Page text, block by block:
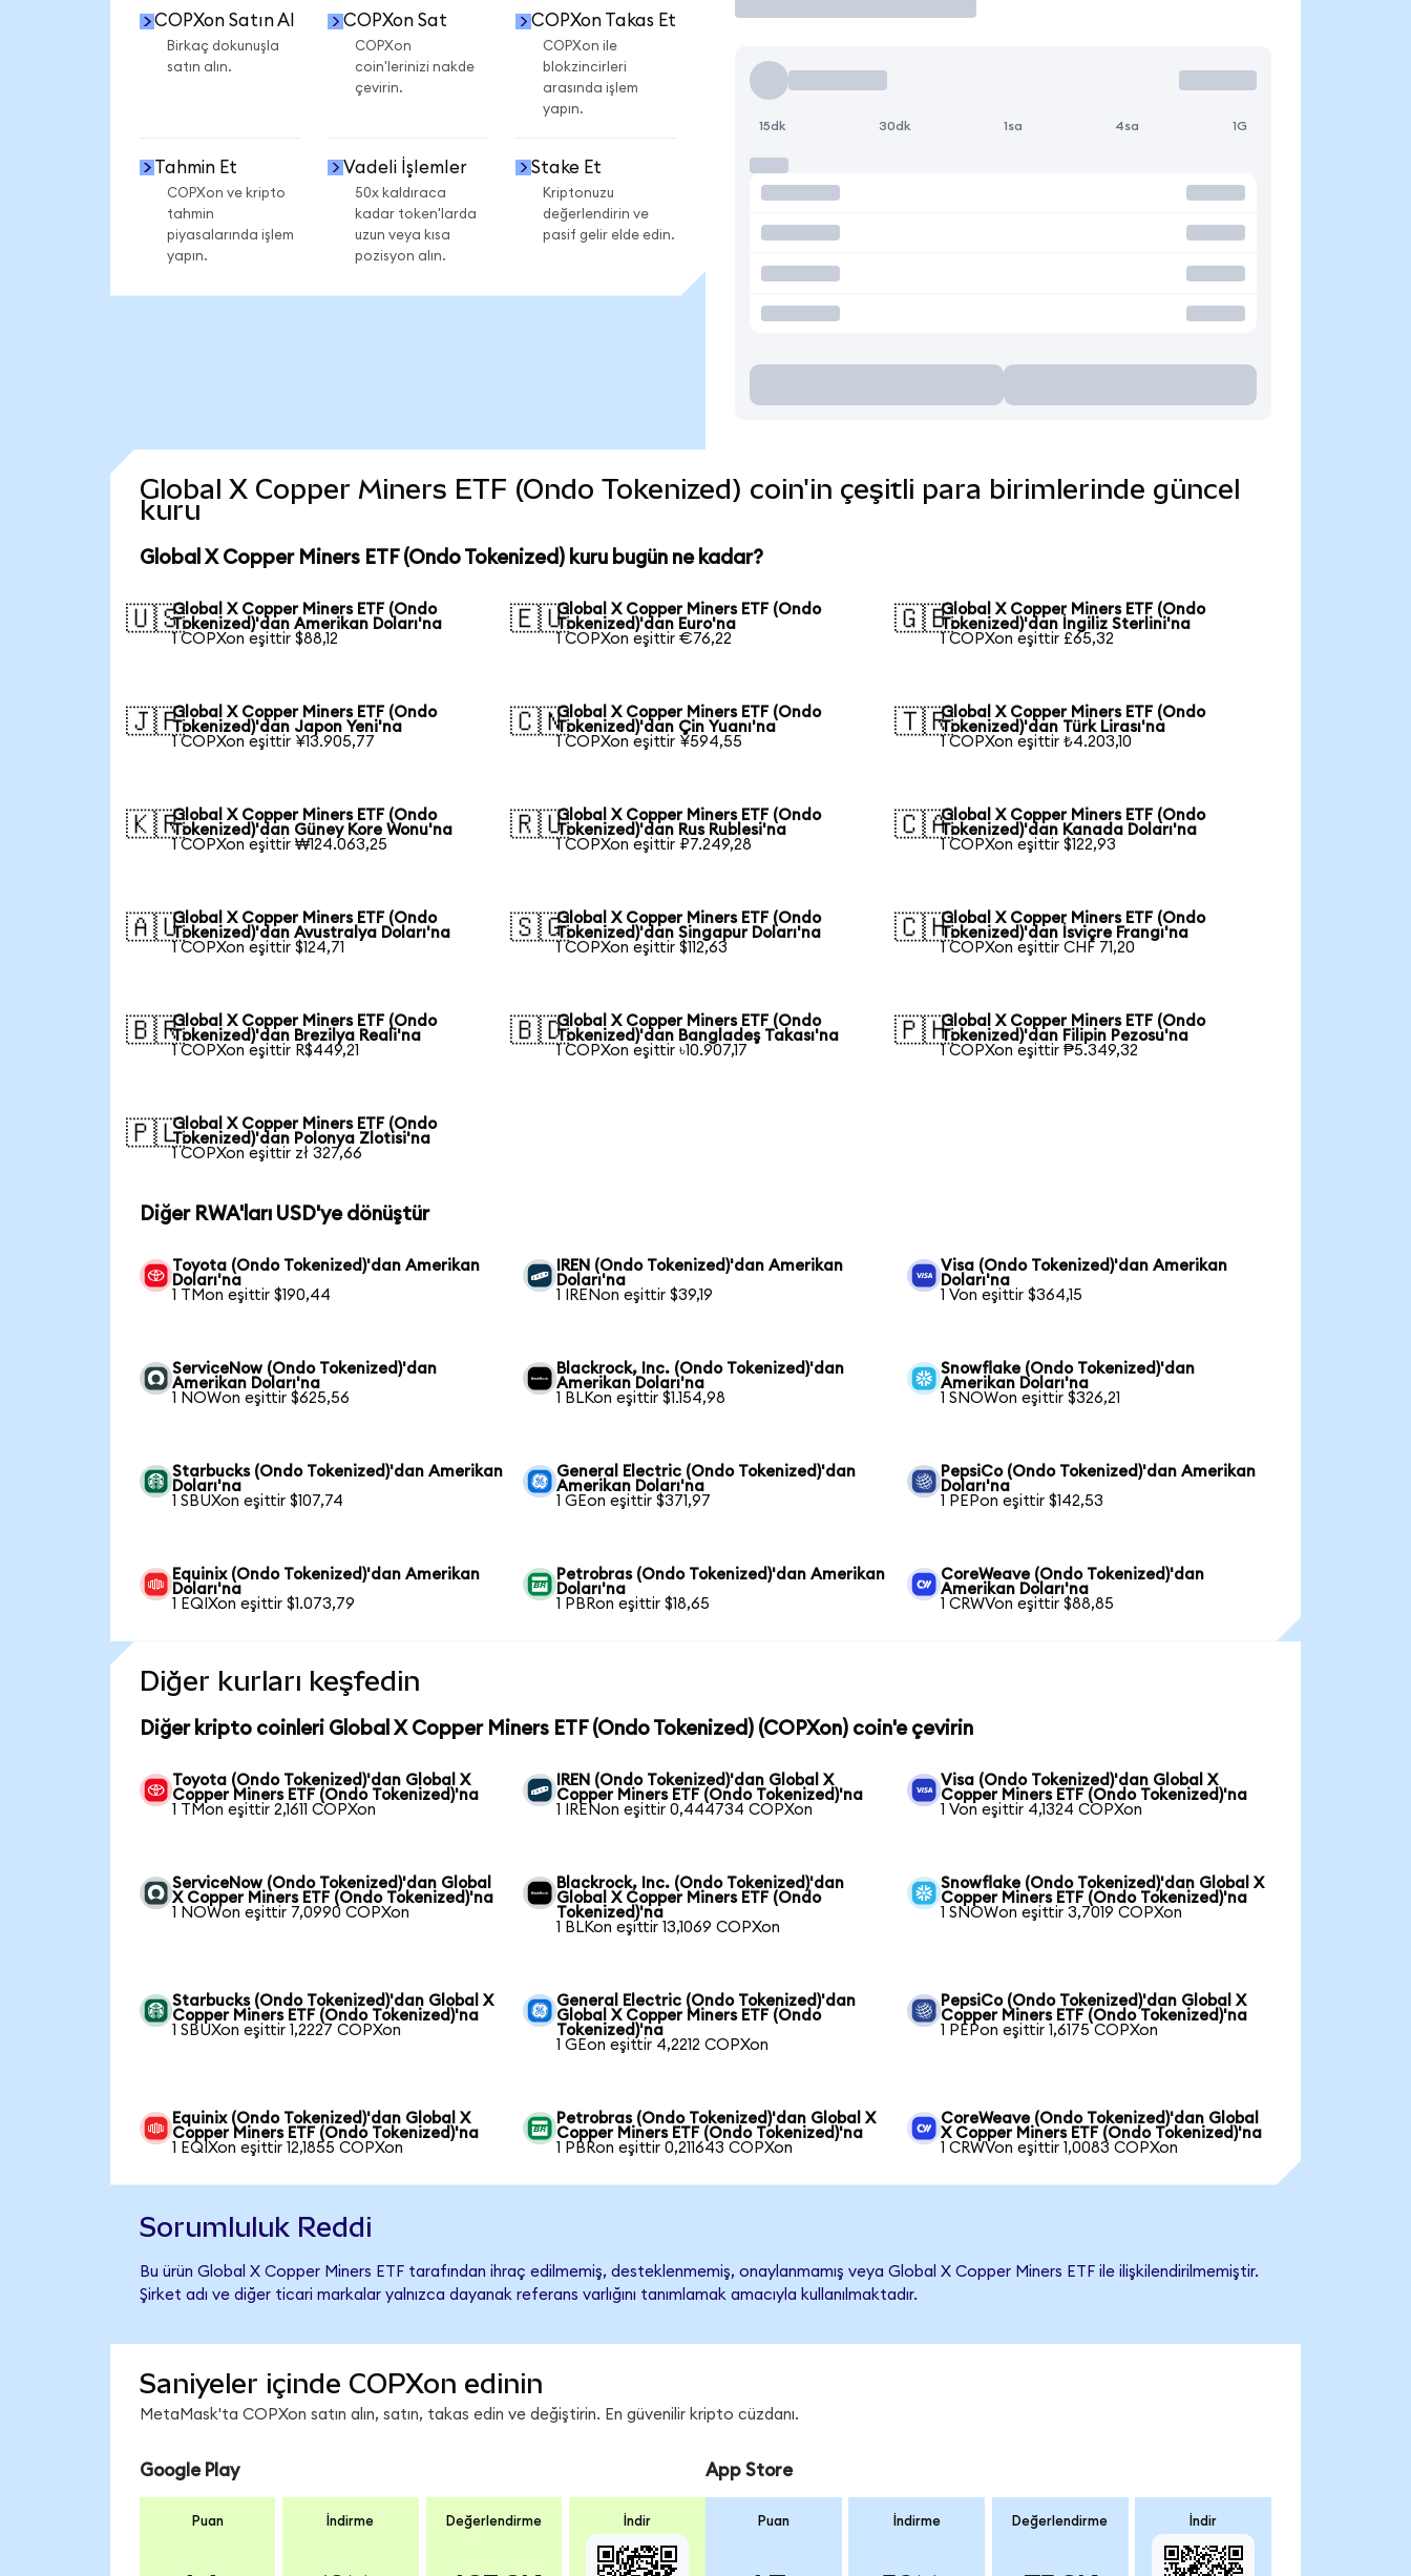
COPXon Satın Al
Birkaç dokunuşla
satın alın.
COPXon Sat
COPXon
coin'lerinizi nakde
çevirin.
COPXon Takas Et
COPXon ile
blokzincirleri
arasında işlem
yapın.
Tahmin Et
COPXon ve kripto
tahmin
piyasalarında işlem
yapın.
Vadeli İşlemler
50x kaldıraca
kadar token'larda
uzun veya kısa
pozisyon alın.
Stake Et
Kriptonuzu
değerlendirin ve
pasif gelir elde edin.
15dk 30dk 1sa 4sa 1G
Global X Copper Miners ETF (Ondo Tokenized) coin'in çeşitli para birimlerinde güncel
kuru
Global X Copper Miners ETF (Ondo Tokenized) kuru bugün ne kadar?
🇺🇸Global X Copper Miners ETF (Ondo
Tokenized)'dan Amerikan Doları'na
1 COPXon eşittir $88,12
🇪🇺Global X Copper Miners ETF (Ondo
Tokenized)'dan Euro'na
1 COPXon eşittir €76,22
🇬🇧Global X Copper Miners ETF (Ondo
Tokenized)'dan İngiliz Sterlini'na
1 COPXon eşittir £65,32
🇯🇵Global X Copper Miners ETF (Ondo
Tokenized)'dan Japon Yeni'na
1 COPXon eşittir ¥13.905,77
🇨🇳Global X Copper Miners ETF (Ondo
Tokenized)'dan Çin Yuanı'na
1 COPXon eşittir ¥594,55
🇹🇷Global X Copper Miners ETF (Ondo
Tokenized)'dan Türk Lirası'na
1 COPXon eşittir ₺4.203,10
🇰🇷Global X Copper Miners ETF (Ondo
Tokenized)'dan Güney Kore Wonu'na
1 COPXon eşittir ₩124.063,25
🇷🇺Global X Copper Miners ETF (Ondo
Tokenized)'dan Rus Rublesi'na
1 COPXon eşittir ₽7.249,28
🇨🇦Global X Copper Miners ETF (Ondo
Tokenized)'dan Kanada Doları'na
1 COPXon eşittir $122,93
🇦🇺Global X Copper Miners ETF (Ondo
Tokenized)'dan Avustralya Doları'na
1 COPXon eşittir $124,71
🇸🇬Global X Copper Miners ETF (Ondo
Tokenized)'dan Singapur Doları'na
1 COPXon eşittir $112,63
🇨🇭Global X Copper Miners ETF (Ondo
Tokenized)'dan İsviçre Frangı'na
1 COPXon eşittir CHF 71,20
🇧🇷Global X Copper Miners ETF (Ondo
Tokenized)'dan Brezilya Reali'na
1 COPXon eşittir R$449,21
🇧🇩Global X Copper Miners ETF (Ondo
Tokenized)'dan Bangladeş Takası'na
1 COPXon eşittir ৳10.907,17
🇵🇭Global X Copper Miners ETF (Ondo
Tokenized)'dan Filipin Pezosu'na
1 COPXon eşittir ₱5.349,32
🇵🇱Global X Copper Miners ETF (Ondo
Tokenized)'dan Polonya Zlotisi'na
1 COPXon eşittir zł 327,66
Diğer RWA'ları USD'ye dönüştür
Toyota (Ondo Tokenized)'dan Amerikan
Doları'na
1 TMon eşittir $190,44
IREN (Ondo Tokenized)'dan Amerikan
Doları'na
1 IRENon eşittir $39,19
Visa (Ondo Tokenized)'dan Amerikan
Doları'na
1 Von eşittir $364,15
ServiceNow (Ondo Tokenized)'dan
Amerikan Doları'na
1 NOWon eşittir $625,56
Blackrock, Inc. (Ondo Tokenized)'dan
Amerikan Doları'na
1 BLKon eşittir $1.154,98
Snowflake (Ondo Tokenized)'dan
Amerikan Doları'na
1 SNOWon eşittir $326,21
Starbucks (Ondo Tokenized)'dan Amerikan
Doları'na
1 SBUXon eşittir $107,74
General Electric (Ondo Tokenized)'dan
Amerikan Doları'na
1 GEon eşittir $371,97
PepsiCo (Ondo Tokenized)'dan Amerikan
Doları'na
1 PEPon eşittir $142,53
Equinix (Ondo Tokenized)'dan Amerikan
Doları'na
1 EQIXon eşittir $1.073,79
Petrobras (Ondo Tokenized)'dan Amerikan
Doları'na
1 PBRon eşittir $18,65
CoreWeave (Ondo Tokenized)'dan
Amerikan Doları'na
1 CRWVon eşittir $88,85
Diğer kurları keşfedin
Diğer kripto coinleri Global X Copper Miners ETF (Ondo Tokenized) (COPXon) coin'e çevirin
Toyota (Ondo Tokenized)'dan Global X
Copper Miners ETF (Ondo Tokenized)'na
1 TMon eşittir 2,1611 COPXon
IREN (Ondo Tokenized)'dan Global X
Copper Miners ETF (Ondo Tokenized)'na
1 IRENon eşittir 0,444734 COPXon
Visa (Ondo Tokenized)'dan Global X
Copper Miners ETF (Ondo Tokenized)'na
1 Von eşittir 4,1324 COPXon
ServiceNow (Ondo Tokenized)'dan Global
X Copper Miners ETF (Ondo Tokenized)'na
1 NOWon eşittir 7,0990 COPXon
Blackrock, Inc. (Ondo Tokenized)'dan
Global X Copper Miners ETF (Ondo
Tokenized)'na
1 BLKon eşittir 13,1069 COPXon
Snowflake (Ondo Tokenized)'dan Global X
Copper Miners ETF (Ondo Tokenized)'na
1 SNOWon eşittir 3,7019 COPXon
Starbucks (Ondo Tokenized)'dan Global X
Copper Miners ETF (Ondo Tokenized)'na
1 SBUXon eşittir 1,2227 COPXon
General Electric (Ondo Tokenized)'dan
Global X Copper Miners ETF (Ondo
Tokenized)'na
1 GEon eşittir 4,2212 COPXon
PepsiCo (Ondo Tokenized)'dan Global X
Copper Miners ETF (Ondo Tokenized)'na
1 PEPon eşittir 1,6175 COPXon
Equinix (Ondo Tokenized)'dan Global X
Copper Miners ETF (Ondo Tokenized)'na
1 EQIXon eşittir 12,1855 COPXon
Petrobras (Ondo Tokenized)'dan Global X
Copper Miners ETF (Ondo Tokenized)'na
1 PBRon eşittir 0,211643 COPXon
CoreWeave (Ondo Tokenized)'dan Global
X Copper Miners ETF (Ondo Tokenized)'na
1 CRWVon eşittir 1,0083 COPXon
Sorumluluk Reddi
Bu ürün Global X Copper Miners ETF tarafından ihraç edilmemiş, desteklenmemiş, onaylanmamış veya Global X Copper Miners ETF ile ilişkilendirilmemiştir.
Şirket adı ve diğer ticari markalar yalnızca dayanak referans varlığını tanımlamak amacıyla kullanılmaktadır.
Saniyeler içinde COPXon edinin
MetaMask'ta COPXon satın alın, satın, takas edin ve değiştirin. En güvenilir kripto cüzdanı.
Google Play
Puan İndirme Değerlendirme İndir
App Store
Puan İndirme Değerlendirme İndir